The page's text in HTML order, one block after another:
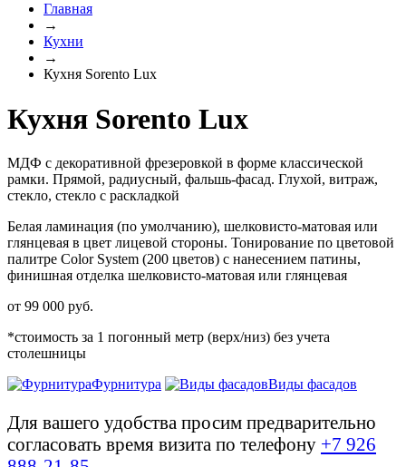
Главная
→
Кухни
→
Кухня Sorento Lux
Кухня Sorento Lux
МДФ с декоративной фрезеровкой в форме классической
рамки. Прямой, радиусный, фальшь-фасад. Глухой, витраж,
стекло, стекло с раскладкой
Белая ламинация (по умолчанию), шелковисто-матовая или
глянцевая в цвет лицевой стороны. Тонирование по цветовой
палитре Color System (200 цветов) с нанесением патины,
финишная отделка шелковисто-матовая или глянцевая
от 99 000 руб.
*стоимость за 1 погонный метр (верх/низ) без учета
столешницы
Фурнитура
Виды фасадов
Для вашего удобства просим предварительно
согласовать время визита по телефону +7 926